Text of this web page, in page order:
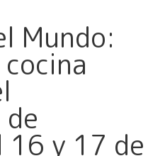
Mundo:
16 y 17 de